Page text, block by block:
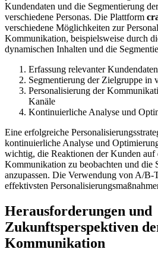
Kundendaten und die Segmentierung
verschiedene Personas. Die Plattform
verschiedene Möglichkeiten zur
Kommunikation, beispielsweise durch
dynamischen Inhalten und die
Erfassung relevanter Kundendaten
Segmentierung der Zielgruppe in
Personalisierung der
Kanäle
Kontinuierliche Analyse und
Eine erfolgreiche
kontinuierliche Analyse und
wichtig, die Reaktionen der Kunden auf
Kommunikation zu beobachten und die
anzupassen. Die Verwendung von A/B-
effektivsten
Herausforderungen und
Zukunftsperspektiven
Kommunikation